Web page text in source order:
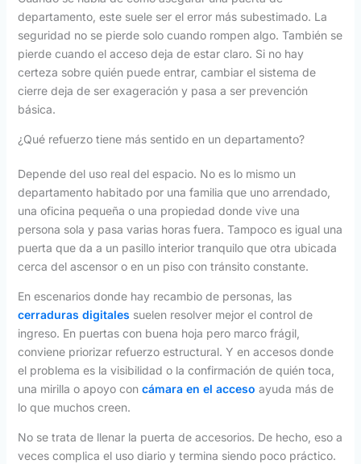
departamento, este suele ser el error más subestimado. La
seguridad no se pierde solo cuando rompen algo. También se
pierde cuando el acceso deja de estar claro. Si no hay
certeza sobre quién puede entrar, cambiar el sistema de
cierre deja de ser exageración y pasa a ser prevención
básica.
¿Qué refuerzo tiene más sentido en un departamento?
Depende del uso real del espacio. No es lo mismo un
departamento habitado por una familia que uno arrendado,
una oficina pequeña o una propiedad donde vive una
persona sola y pasa varias horas fuera. Tampoco es igual una
puerta que da a un pasillo interior tranquilo que otra ubicada
cerca del ascensor o en un piso con tránsito constante.
En escenarios donde hay recambio de personas, las
cerraduras digitales suelen resolver mejor el control de
ingreso. En puertas con buena hoja pero marco frágil,
conviene priorizar refuerzo estructural. Y en accesos donde
el problema es la visibilidad o la confirmación de quién toca,
una mirilla o apoyo con cámara en el acceso ayuda más de
lo que muchos creen.
No se trata de llenar la puerta de accesorios. De hecho, eso a
veces complica el uso diario y termina siendo poco práctico.